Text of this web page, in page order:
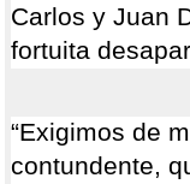
Carlos y Juan
fortuita
“Exigimos de
contundente,